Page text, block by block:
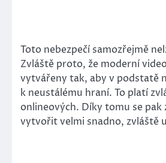
Toto nebezpečí samozřejmě
Zvláště proto, že moderní
vytvářeny tak, aby v podstatě
k neustálému hraní. To platí
onlineových. Díky tomu se pak
vytvořit velmi snadno, zvláště